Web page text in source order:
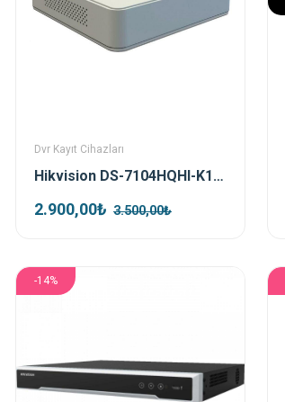
Dvr Kayıt Cihazları
Hikvision DS-7104HQHI-K1 4 Port Hybrid Dvr Kayıt Cihazı
2.900,00₺ 3.500,00₺
-14%